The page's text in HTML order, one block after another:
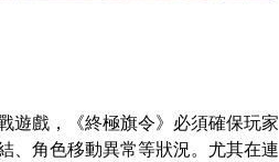
遊戲，《終極旗令》必須確保玩家
、角色移動異常等狀況。尤其在連